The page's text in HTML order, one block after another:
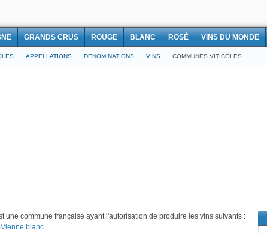
GRANDS CRUS ROUGE BLANC ROSÉ VINS DU MONDE
APPELLATIONS DENOMINATIONS VINS COMMUNES VITICOLES
une commune française ayant l'autorisation de produire les vins suivants :
blanc